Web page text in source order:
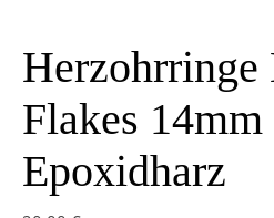
Flakes 14mm
Epoxidharz